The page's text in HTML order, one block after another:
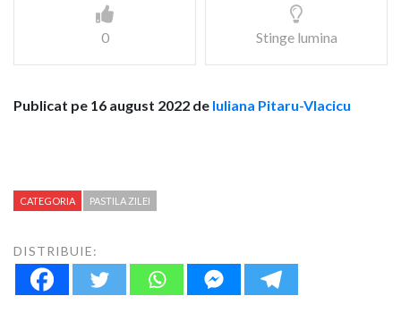
0 Stinge lumina
Publicat pe 16 august 2022 de Iuliana Pitaru-Vlacicu
CATEGORIA PASTILA ZILEI
DISTRIBUIE: